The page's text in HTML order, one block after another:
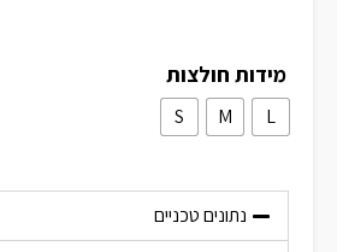
מידות חולצות
L
M
S
נתונים טכניים